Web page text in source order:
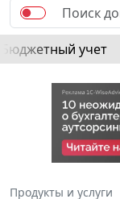
Бюджетный учет
Продукты и услуги